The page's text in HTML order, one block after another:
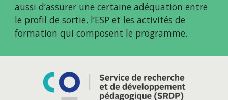
aussi d’assurer une certaine adéquation entre
le profil de sortie, l’ESP et les activités de
formation qui composent le programme.